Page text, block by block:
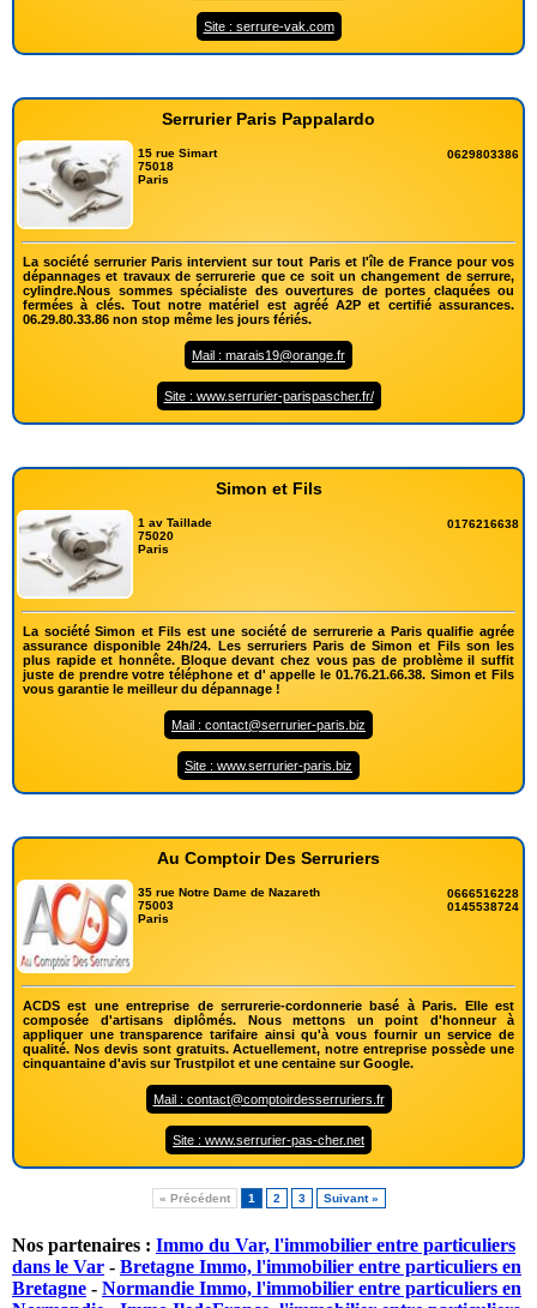
Site : serrure-vak.com
Serrurier Paris Pappalardo
15 rue Simart
75018
Paris
0629803386
La société serrurier Paris intervient sur tout Paris et l'île de France pour vos
dépannages et travaux de serrurerie que ce soit un changement de serrure,
cylindre.Nous sommes spécialiste des ouvertures de portes claquées ou
fermées à clés. Tout notre matériel est agréé A2P et certifié assurances.
06.29.80.33.86 non stop même les jours fériés.
Mail : marais19@orange.fr
Site : www.serrurier-parispascher.fr/
Simon et Fils
1 av Taillade
75020
Paris
0176216638
La société Simon et Fils est une société de serrurerie a Paris qualifie agrée
assurance disponible 24h/24. Les serruriers Paris de Simon et Fils son les
plus rapide et honnête. Bloque devant chez vous pas de problème il suffit
juste de prendre votre téléphone et d' appelle le 01.76.21.66.38. Simon et Fils
vous garantie le meilleur du dépannage !
Mail : contact@serrurier-paris.biz
Site : www.serrurier-paris.biz
Au Comptoir Des Serruriers
35 rue Notre Dame de Nazareth
75003
Paris
0666516228
0145538724
ACDS est une entreprise de serrurerie-cordonnerie basé à Paris. Elle est
composée d'artisans diplômés. Nous mettons un point d'honneur à
appliquer une transparence tarifaire ainsi qu'à vous fournir un service de
qualité. Nos devis sont gratuits. Actuellement, notre entreprise possède une
cinquantaine d'avis sur Trustpilot et une centaine sur Google.
Mail : contact@comptoirdesserruriers.fr
Site : www.serrurier-pas-cher.net
« Précédent 1 2 3 Suivant »
Nos partenaires : Immo du Var, l'immobilier entre particuliers
dans le Var - Bretagne Immo, l'immobilier entre particuliers en
Bretagne - Normandie Immo, l'immobilier entre particuliers en